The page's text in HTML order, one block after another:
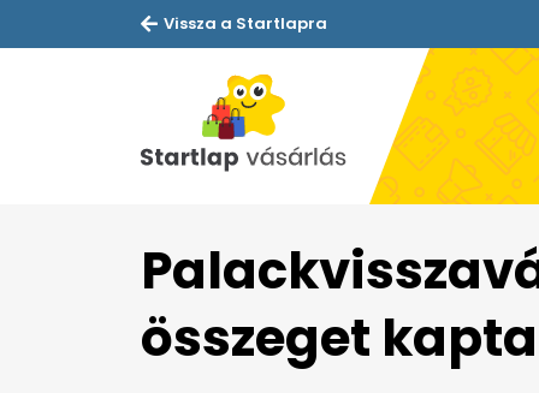
Vissza a Startlapra
összeget